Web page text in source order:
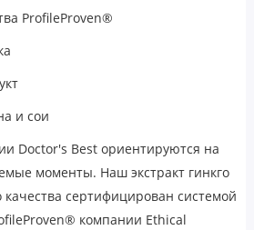
ProfileProven®
и сои
Doctor's Best ориентируются на
моменты. Наш экстракт гинкго
сертифицирован системой
компании Ethical